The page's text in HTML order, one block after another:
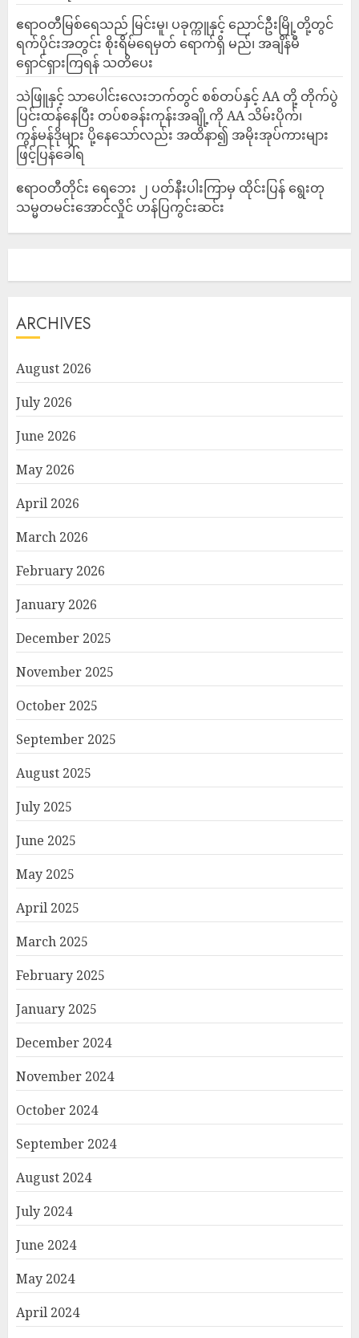
ဧရာဝတီမြစ်ရေသည် မြင်းမူ၊ ပခုက္ကူနှင့် ညောင်ဦးမြို့တို့တွင်
ရက်ပိုင်းအတွင်း စိုးရိမ်ရေမှတ် ရောက်ရှိ မည်၊ အချိန်မီ
ရှောင်ရှားကြရန် သတိပေး
သဲဖြူနှင့် သာပေါင်းလေးဘက်တွင် စစ်တပ်နှင့် AA တို့ တိုက်ပွဲ
ပြင်းထန်‌နေပြီး တပ်စခန်းကုန်းအချို့ကို AA သိမ်းပိုက်၊
ကွန်မန်ဒိုများ ပို့နေသော်လည်း အထိနာ၍ အမိုးအုပ်ကားများ
ဖြင့်ပြန်ခေါ်ရ
ဧရာဝတီတိုင်း ရေဘေး ၂ ပတ်နီးပါးကြာမှ ထိုင်းပြန် ရွေးတု
သမ္မတမင်းအောင်လှိုင် ဟန်ပြကွင်းဆင်း
ARCHIVES
August 2026
July 2026
June 2026
May 2026
April 2026
March 2026
February 2026
January 2026
December 2025
November 2025
October 2025
September 2025
August 2025
July 2025
June 2025
May 2025
April 2025
March 2025
February 2025
January 2025
December 2024
November 2024
October 2024
September 2024
August 2024
July 2024
June 2024
May 2024
April 2024